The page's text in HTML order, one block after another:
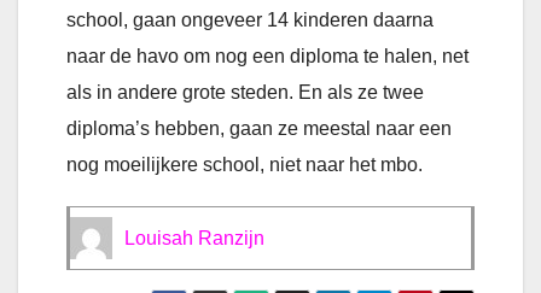
school, gaan ongeveer 14 kinderen daarna
naar de havo om nog een diploma te halen, net
als in andere grote steden. En als ze twee
diploma’s hebben, gaan ze meestal naar een
nog moeilijkere school, niet naar het mbo.
Louisah Ranzijn